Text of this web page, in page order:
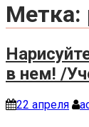
Метка:
в нем! /
22 апреля